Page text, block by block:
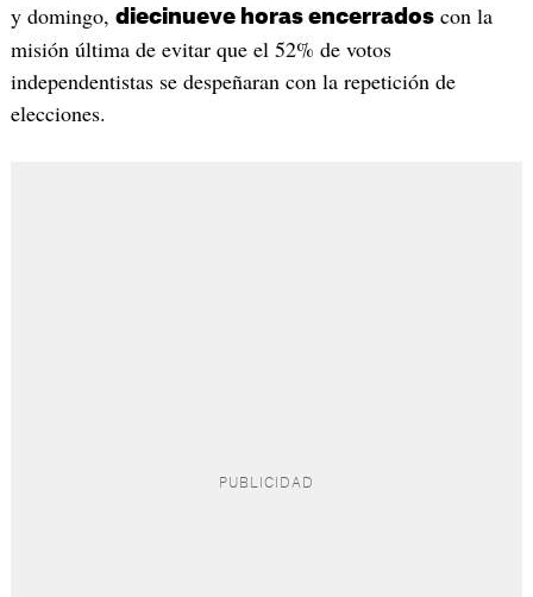
y domingo, diecinueve horas encerradoscon la
misión última de evitar que el 52% de votos
independentistas se despeñaran con la repetición de
elecciones.